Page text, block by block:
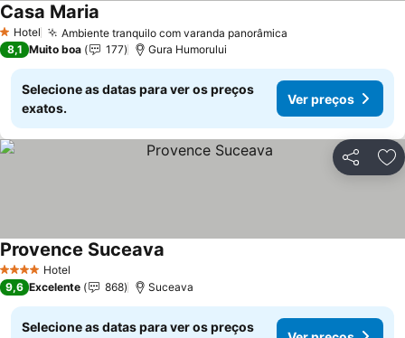
1 Estrelas
Hotel Ambiente tranquilo com varanda panorâmica
Casa Maria
8,1 Muito boa 177 Gura Humorului
Selecione as datas para ver os preços
exatos.
Ver preços
Partilhar
4 EstrelasHotel
Provence Suceava
9,6 Excelente 868 Suceava
Selecione as datas para ver os preços